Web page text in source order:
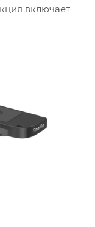
включает
1/4"-20 для
а
корпус
пушистый
микрофона с
повышает